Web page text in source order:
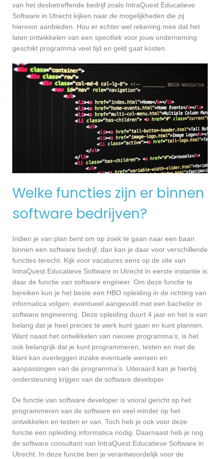
van het desbetreffende bedrijf zoals IntraQuest Educatieve
Software in Utrecht kijken naar de mogelijkheden die zij
hiervoor aanbieden. Hou er echter wel rekening mee dat het
laten ontwikkelen van een specifiek voor jouw onderneming
geschikt programma veel tijd en geld gaat kosten.
Welke functies zijn er binnen
software bedrijven?
Indien je van plan bent om op zoek te gaan naar een baan
binnen een software bedrijf, dan kan je daar voor verschillende
functies terecht. Kijk voor vacatures eens op de site van
IntraQuest Educatieve Software in Utrecht In eerste instantie is
daar de functie van software engineer. Om deze functie te
bereiken kun je het beste een HBO opleiding in de richting van
informatica volgen, eventueel aangevuld met een bachelor in
software engineering. Deze opleiding duurt 4 jaar en het is van
belang dat je heel precies te werk kunt gaan en kunt plannen.
Want naast het ontwikkelen van nieuwe programma’s, is het
ook belangrijk dat je kunt programmeren, testen en met de
klant kan overleggen inzake eventuele wensen en
aanpassingen van de programma’s. Uiteraard kan je hierbij
ondersteuning krijgen van de software developer.
De functie van software developer is vooral gericht op het
programmeren van de software en veel minder op het
ontwikkelen en testen er van. Toch heb je ook voor deze
functie een opleiding informatica nodig. Daarnaast heb je nog
de software consultant van IntraQuest Educatieve Software in
Utrecht. In deze functie ben je verantwoordelijk voor de